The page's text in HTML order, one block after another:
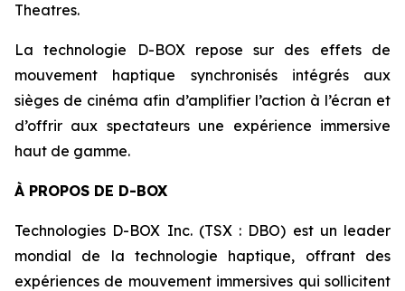
Theatres.
La technologie D-BOX repose sur des effets de
mouvement haptique synchronisés intégrés aux
sièges de cinéma afin d’amplifier l’action à l’écran et
d’offrir aux spectateurs une expérience immersive
haut de gamme.
À PROPOS DE D-BOX
Technologies D-BOX Inc. (TSX : DBO) est un leader
mondial de la technologie haptique, offrant des
expériences de mouvement immersives qui sollicitent